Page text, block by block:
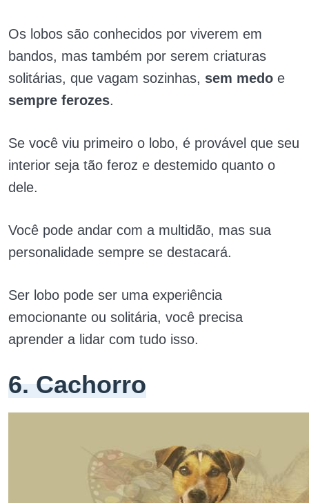
Os lobos são conhecidos por viverem em
bandos, mas também por serem criaturas
solitárias, que vagam sozinhas, sem medo e
sempre ferozes.
Se você viu primeiro o lobo, é provável que seu
interior seja tão feroz e destemido quanto o
dele.
Você pode andar com a multidão, mas sua
personalidade sempre se destacará.
Ser lobo pode ser uma experiência
emocionante ou solitária, você precisa
aprender a lidar com tudo isso.
6. Cachorro